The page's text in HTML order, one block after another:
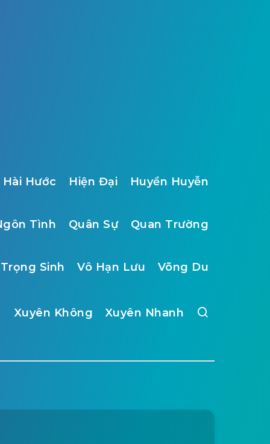
Hài Hước Hiện Đại Huyền Huyễn
Tình Quân Sự Quan Trường
Trọng Sinh Vô Hạn Lưu Võng Du
Xuyên Không Xuyên Nhanh